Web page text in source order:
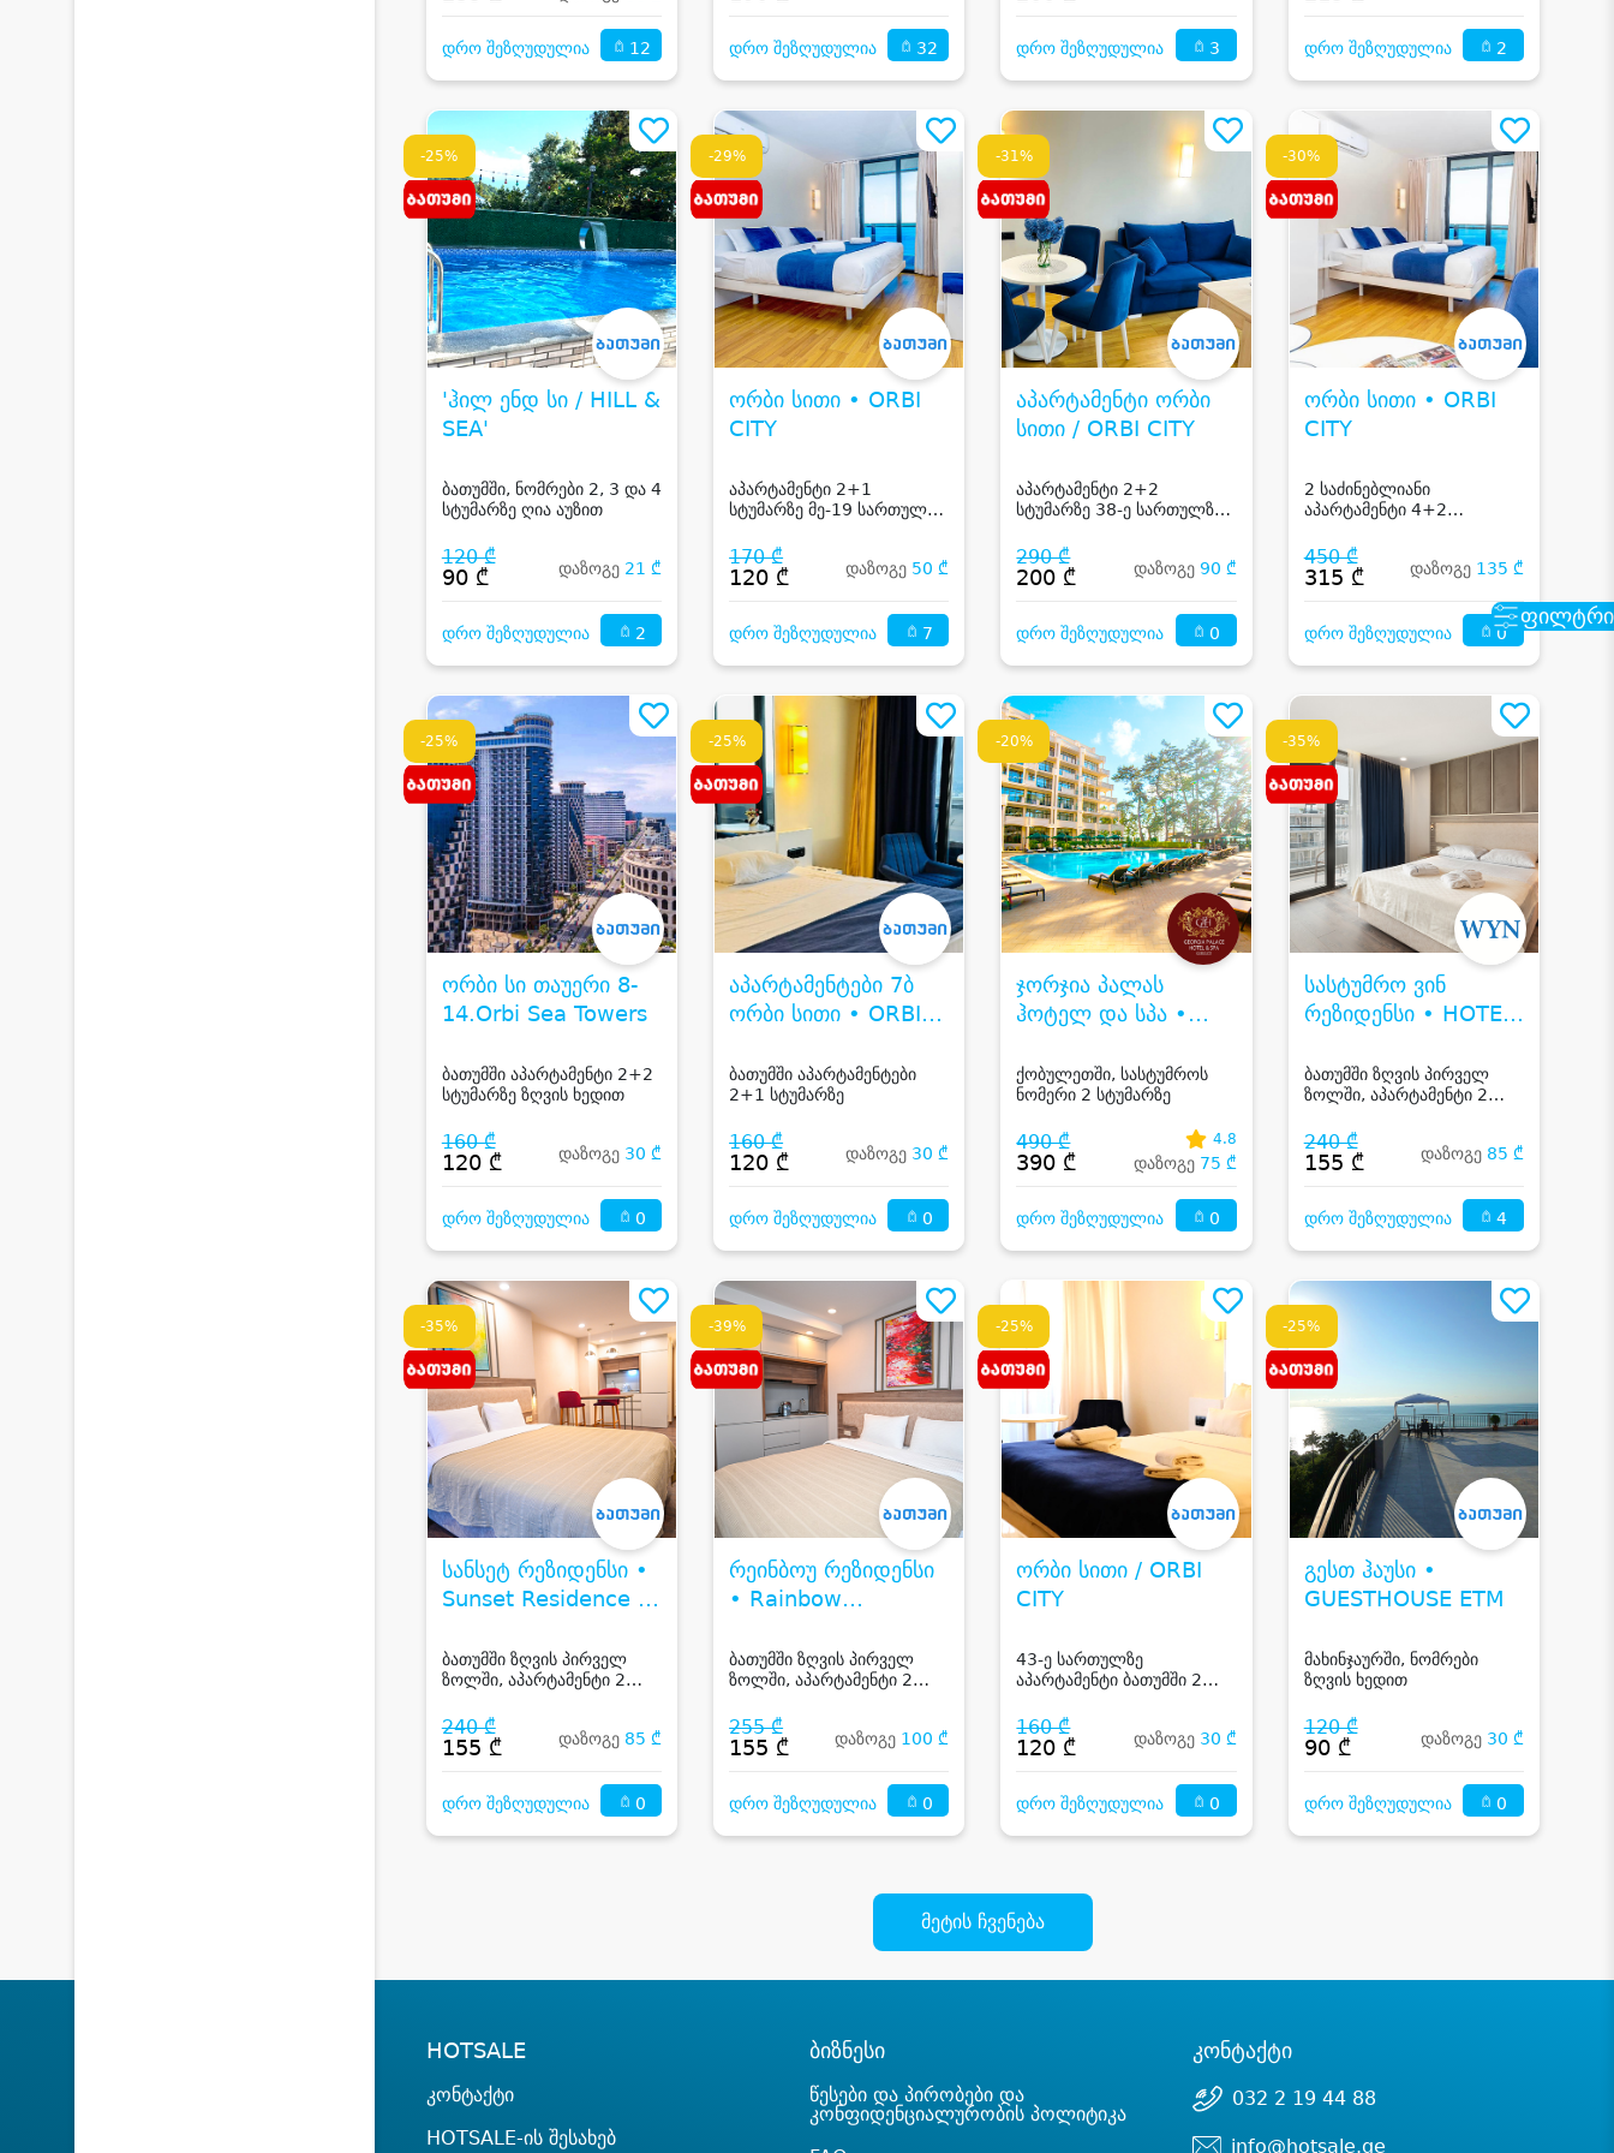
ფილტრი
სანაპირო
დრო შეზღუდულია 12 დრო შეზღუდულია 32 დრო შეზღუდულია 3 დრო შეზღუდულია 2
-25%
'ჰილ ენდ სი / HILL &
SEA'
ბათუმში, ნომრები 2, 3 და 4
სტუმარზე ღია აუზით
120 ₾
90 ₾ დაზოგე 21 ₾
დრო შეზღუდულია 2
-29%
ორბი სითი • ORBI
CITY
აპარტამენტი 2+1
სტუმარზე მე-19 სართულზე
170 ₾
120 ₾ დაზოგე 50 ₾
დრო შეზღუდულია 7
-31%
აპარტამენტი ორბი
სითი / ORBI CITY
აპარტამენტი 2+2
სტუმარზე 38-ე სართულზე
290 ₾
200 ₾ დაზოგე 90 ₾
დრო შეზღუდულია 0
-30%
ორბი სითი • ORBI
CITY
2 საძინებლიანი
აპარტამენტი 4+2
450 ₾
315 ₾ დაზოგე 135 ₾
დრო შეზღუდულია 0
-25%
ორბი სი თაუერი 8-
14.Orbi Sea Towers
ბათუმში აპარტამენტი 2+2
სტუმარზე ზღვის ხედით
160 ₾
120 ₾ დაზოგე 30 ₾
დრო შეზღუდულია 0
-25%
აპარტამენტები 7ბ
ორბი სითი • ORBI
ბათუმში აპარტამენტები
2+1 სტუმარზე
160 ₾
120 ₾ დაზოგე 30 ₾
დრო შეზღუდულია 0
-20%
ჯორჯია პალას
ჰოტელ და სპა •
Hotel & Spa
ქობულეთში, სასტუმროს
ნომერი 2 სტუმარზე
490 ₾
390 ₾
4.8
დაზოგე 75 ₾
დრო შეზღუდულია 0
-35%
სასტუმრო ვინ
რეზიდენსი • HOTEL
BATUMI IPM
ბათუმში ზღვის პირველ
ზოლში, აპარტამენტი 2
240 ₾
155 ₾ დაზოგე 85 ₾
დრო შეზღუდულია 4
-35%
სანსეტ რეზიდენსი •
Sunset Residence &
ბათუმში ზღვის პირველ
ზოლში, აპარტამენტი 2
240 ₾
155 ₾ დაზოგე 85 ₾
დრო შეზღუდულია 0
-39%
რეინბოუ რეზიდენსი
• Rainbow
ბათუმში ზღვის პირველ
ზოლში, აპარტამენტი 2
255 ₾
155 ₾ დაზოგე 100 ₾
დრო შეზღუდულია 0
-25%
ორბი სითი / ORBI
CITY
43-ე სართულზე
აპარტამენტი ბათუმში 2
160 ₾
120 ₾ დაზოგე 30 ₾
დრო შეზღუდულია 0
-25%
გესთ ჰაუსი •
GUESTHOUSE ETM
მახინჯაურში, ნომრები
ზღვის ხედით
120 ₾
90 ₾ დაზოგე 30 ₾
დრო შეზღუდულია 0
მეტის ჩვენება
HOTSALE
კონტაქტი
HOTSALE-ის შესახებ
ბიზნესი
წესები და პირობები და
კონფიდენციალურობის პოლიტიკა
კონტაქტი
032 2 19 44 88
info@hotsale.ge